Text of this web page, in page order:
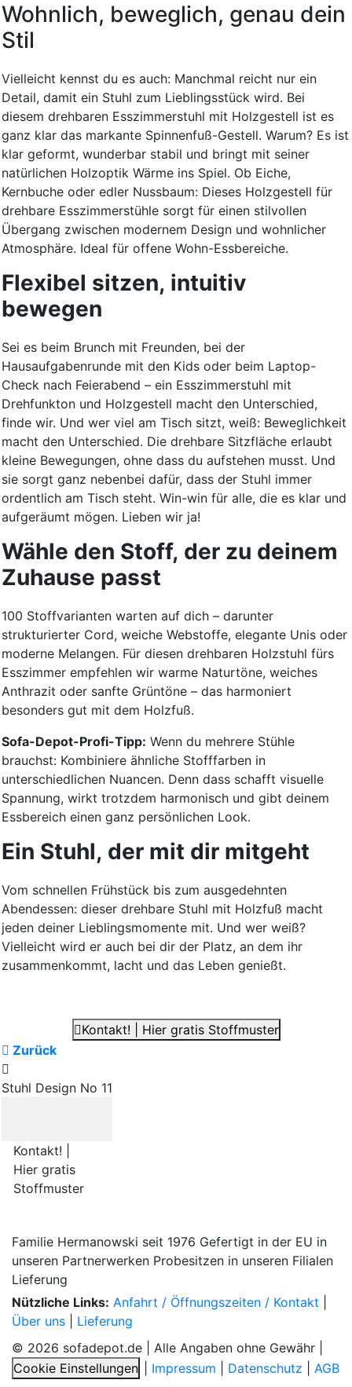
Wohnlich, beweglich, genau dein
Stil
Vielleicht kennst du es auch: Manchmal reicht nur ein
Detail, damit ein Stuhl zum Lieblingsstück wird. Bei
diesem drehbaren Esszimmerstuhl mit Holzgestell ist es
ganz klar das markante Spinnenfuß-Gestell. Warum? Es ist
klar geformt, wunderbar stabil und bringt mit seiner
natürlichen Holzoptik Wärme ins Spiel. Ob Eiche,
Kernbuche oder edler Nussbaum: Dieses Holzgestell für
drehbare Esszimmerstühle sorgt für einen stilvollen
Übergang zwischen modernem Design und wohnlicher
Atmosphäre. Ideal für offene Wohn-Essbereiche.
Flexibel sitzen, intuitiv
bewegen
Sei es beim Brunch mit Freunden, bei der
Hausaufgabenrunde mit den Kids oder beim Laptop-
Check nach Feierabend – ein Esszimmerstuhl mit
Drehfunkton und Holzgestell macht den Unterschied,
finde wir. Und wer viel am Tisch sitzt, weiß: Beweglichkeit
macht den Unterschied. Die drehbare Sitzfläche erlaubt
kleine Bewegungen, ohne dass du aufstehen musst. Und
sie sorgt ganz nebenbei dafür, dass der Stuhl immer
ordentlich am Tisch steht. Win-win für alle, die es klar und
aufgeräumt mögen. Lieben wir ja!
Wähle den Stoff, der zu deinem
Zuhause passt
100 Stoffvarianten warten auf dich – darunter
strukturierter Cord, weiche Webstoffe, elegante Unis oder
moderne Melangen. Für diesen drehbaren Holzstuhl fürs
Esszimmer empfehlen wir warme Naturtöne, weiches
Anthrazit oder sanfte Grüntöne – das harmoniert
besonders gut mit dem Holzfuß.
Sofa-Depot-Profi-Tipp: Wenn du mehrere Stühle
brauchst: Kombiniere ähnliche Stofffarben in
unterschiedlichen Nuancen. Denn dass schafft visuelle
Spannung, wirkt trotzdem harmonisch und gibt deinem
Essbereich einen ganz persönlichen Look.
Ein Stuhl, der mit dir mitgeht
Vom schnellen Frühstück bis zum ausgedehnten
Abendessen: dieser drehbare Stuhl mit Holzfuß macht
jeden deiner Lieblingsmomente mit. Und wer weiß?
Vielleicht wird er auch bei dir der Platz, an dem ihr
zusammenkommt, lacht und das Leben genießt.
Kontakt! | Hier gratis Stoffmuster
Zurück
Stuhl Design No 11
Kontakt! |
Hier gratis
Stoffmuster
Familie Hermanowski seit 1976 Gefertigt in der EU in
unseren Partnerwerken Probesitzen in unseren Filialen
Lieferung
Nützliche Links: Anfahrt / Öffnungszeiten / Kontakt
Über uns
Lieferung
© 2026 sofadepot.de | Alle Angaben ohne Gewähr |
Cookie Einstellungen
Impressum Datenschutz AGB